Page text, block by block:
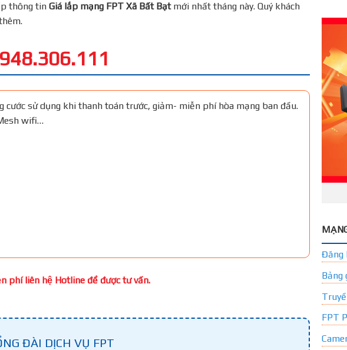
thông tin Giá lắp mạng FPT Xã Bất Bạtmới nhất tháng này. Quý khách
sử dụng khi thanh toán trước, giảm- miễn phí hòa mạng ban đầu.
wifi…
phí liên hệ Hotline để được tư vấn.
ĐÀI DỊCH VỤ FPT
Đăng
Bảng
FPT